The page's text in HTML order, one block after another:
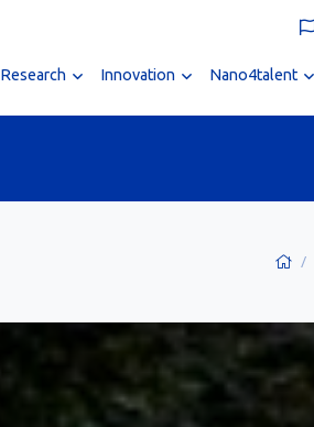
Research Innovation Nano4talent